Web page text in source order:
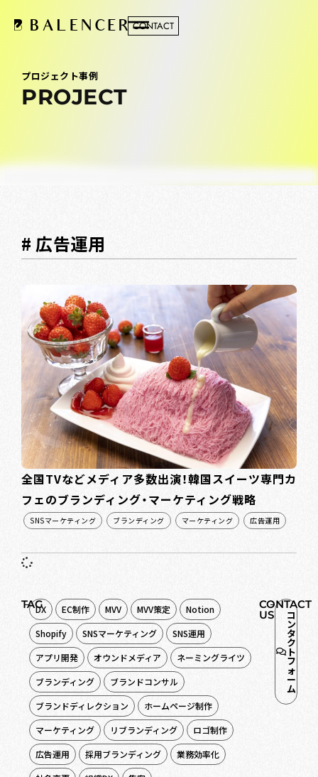
CONTACT
プロジェクト事例
PROJECT
# 広告運用
全国TVなどメディア多数出演！韓国スイーツ専門カ
フェのブランディング・マーケティング戦略
SNSマーケティング ブランディング マーケティング 広告運用
TAG
DX EC制作 MVV MVV策定
Notion
Shopify
SNSマーケティング
SNS運用
アプリ開発
オウンドメディア
ネーミングライツ
ブランディング
ブランドコンサル
ブランドディレクション
ホームページ制作
マーケティング
リブランディング
ロゴ制作
広告運用
採用ブランディング
業務効率化
CONTACT
US コ
ン
タ
ク
ト
フ
ォ
ー
ム